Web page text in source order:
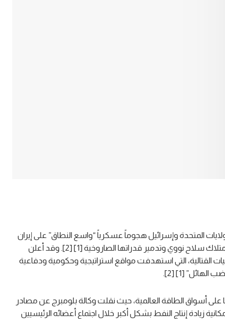
المتحدة وإسرائيل هجوماً عسكرياً “واسع النطاق” على إيران
اليوم السبت، بهدف معلن هو منع طهران من امتلاك سلاح نووي وتدمير قدراتها الصاروخية [1] [2]. وقد أعلن
القتالية، التي استهدفت مواقع استراتيجية وحكومية ودفاعية
[1] [2].
على أسواق الطاقة العالمية، حيث نقلت وكالة بلومبرج عن مصادر
زيادة إنتاج النفط بشكل أكبر خلال اجتماع أعضائه الرئيسيين